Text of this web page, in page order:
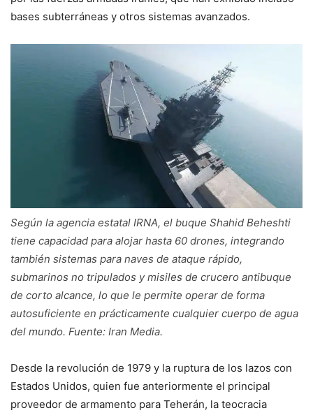
bases subterráneas y otros sistemas avanzados.
Según la agencia estatal IRNA, el buque Shahid Beheshti
tiene capacidad para alojar hasta 60 drones, integrando
también sistemas para naves de ataque rápido,
submarinos no tripulados y misiles de crucero antibuque
de corto alcance, lo que le permite operar de forma
autosuficiente en prácticamente cualquier cuerpo de agua
del mundo. Fuente: Iran Media.
Desde la revolución de 1979 y la ruptura de los lazos con
Estados Unidos, quien fue anteriormente el principal
proveedor de armamento para Teherán, la teocracia